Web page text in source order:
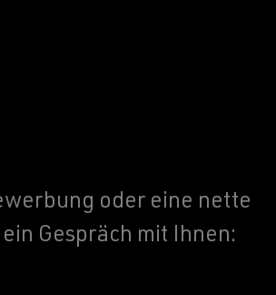
oder eine nette
Gespräch mit Ihnen: